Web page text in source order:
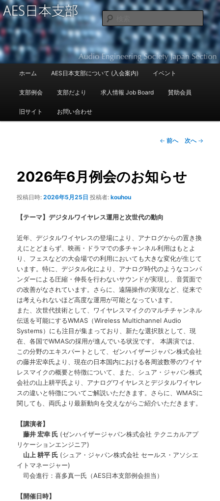
AES日本支部
Audio Engineering Society Japan Section
検
索
ュ
メ
イ
ン
テ
ン
ツ
へ
移
動
ホーム AES日本支部について (入会案内) イベント
支部例会 支部だより 求人情報 Job Board 賛助会員
旧サイト お問い合わせ
投
ビ
ゲ
ン
← 前へ 次へ →
2026年6月例会のお知らせ
投稿日時:2026年5月25日 投稿者:kouhou
【テーマ】デジタルワイヤレス運用と次世代の動向
近年、デジタルワイヤレスの登場により、アナログからの置き換
えにとどまらず、映画・ドラマでの多チャンネル利用はもとよ
り、フェスなどの大会場での利用においても大きな変化が生じて
います。特に、デジタル化により、アナログ時代のようなコンパ
ンダーによる圧縮・伸長を行わないサウンドが実現し、音質面で
の改善がなされています。さらに、遠隔操作の実現など、従来で
は考えられないほど高度な運用が可能となっています。
また、次世代技術として、ワイヤレスマイクのマルチチャンネル
伝送を可能にするWMAS（Wireless Multichannel Audio
Systems）にも注目が集まっており、新たな選択肢として、現
在、各国でWMASの採用が進んでいる状況です。 本講演では、
この分野のエキスパートとして、ゼンハイザージャパン株式会社
の藤井宏幸氏より、現在の日本国内における各周波数帯のワイヤ
レスマイクの概要と特徴について、また、シュア・ジャパン株式
会社の山上耕平氏より、アナログワイヤレスとデジタルワイヤレ
スの違いと特徴についてご解説いただきます。さらに、WMASに
関しても、両氏より最新動向を交えながらご紹介いただきます。
【講演者】
藤井 宏幸 氏 (ゼンハイザージャパン株式会社 テクニカルアプ
リケーションエンジニア)
山上 耕平 氏 (シュア・ジャパン株式会社 セールス・アソシエ
イトマネージャー)
司会進行：喜多真一氏（AES日本支部例会担当）
【開催日時】